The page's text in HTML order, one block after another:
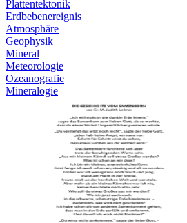
Plattentektonik
Erdbebenereignis
Atmosphäre
Geophysik
Mineral
Meteorologie
Ozeanografie
Mineralogie